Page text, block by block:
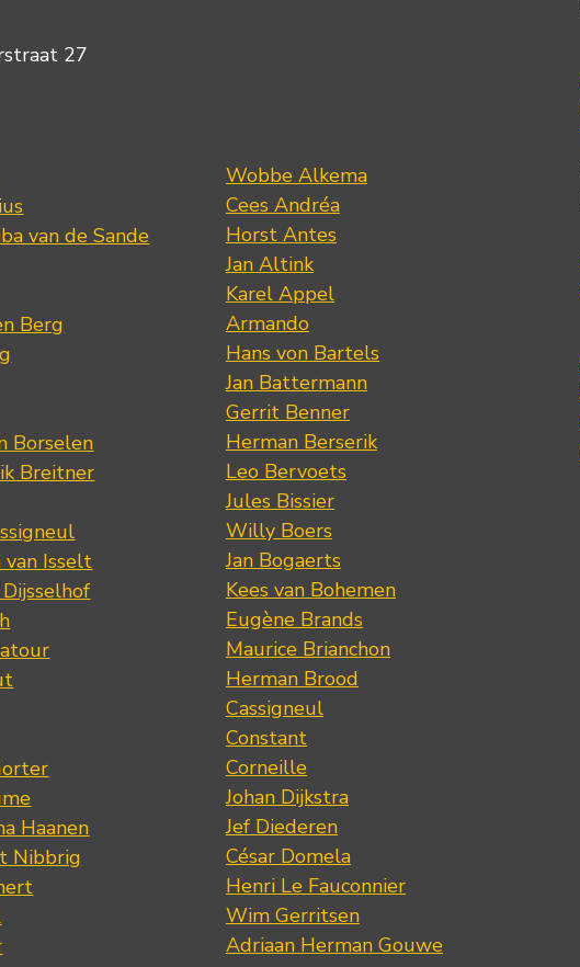
27
van de Sande
Berg
Borselen
Breitner
van Isselt
Haanen
Nibbrig
Wobbe Alkema
Cees Andréa
Horst Antes
Jan Altink
Karel Appel
Armando
Hans von Bartels
Jan Battermann
Gerrit Benner
Herman Berserik
Leo Bervoets
Jules Bissier
Willy Boers
Jan Bogaerts
Kees van Bohemen
Eugène Brands
Maurice Brianchon
Herman Brood
Cassigneul
Constant
Corneille
Johan Dijkstra
Jef Diederen
César Domela
Henri Le Fauconnier
Wim Gerritsen
Adriaan Herman Gouwe